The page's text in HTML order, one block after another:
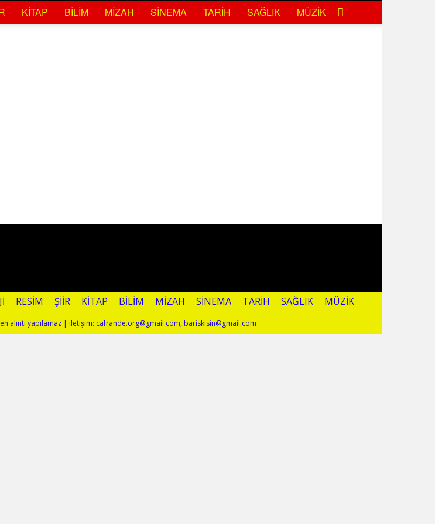
KITAP BILIM MIZAH SINEMA TARIH SAĞLIK MÜZIK
RESIM ŞIIR KITAP BILIM MIZAH SINEMA TARIH SAĞLIK MÜZIK
yapılamaz | iletişim: cafrande.org@gmail.com, bariskisin@gmail.com